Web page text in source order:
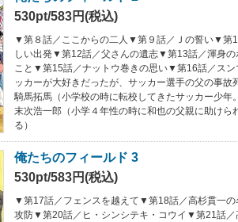
530pt/583円(税込)
▼第８話／ここからの二人▼第９話／Ｊの誓い▼第
しい出発▼第12話／父さんの遺志▼第13話／渾身
こと▼第15話／ナットウ巻きの思い▼第16話／スン
ッカーが大好きだったが、サッカー選手の父の事故
騎馬拓馬（小学校の時に転校してきたサッカー少年
末次浩一郎（小学４年性の時に和也の父親に助けら
る）
俺たちのフィールド 3
530pt/583円(税込)
▼第17話／フェンスを越えて▼第18話／高杉貫一
攻防▼第20話／ヒ・シンシテキ・コウイ▼第21話／